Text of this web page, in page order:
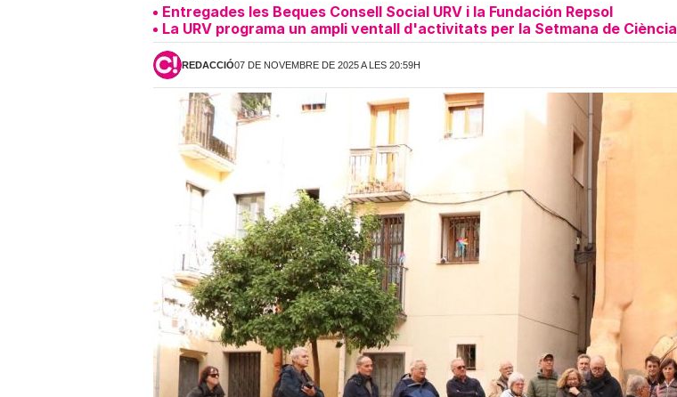
Entregades les Beques Consell Social URV i la Fundación Repsol
La URV programa un ampli ventall d'activitats per la Setmana de Ciència
REDACCIÓ07 DE NOVEMBRE DE 2025 A LES 20:59H